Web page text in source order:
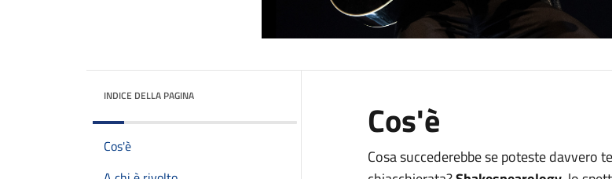
INDICE DELLA PAGINA
Cos'è
Cos'è
Cosa succederebbe se poteste davvero